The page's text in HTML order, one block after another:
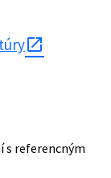
s referencným